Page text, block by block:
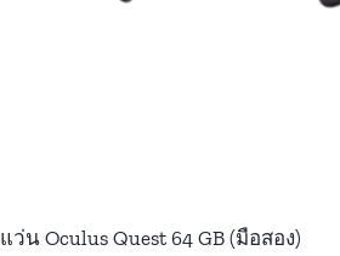
แว่น Oculus Quest 64 GB (มือสอง)